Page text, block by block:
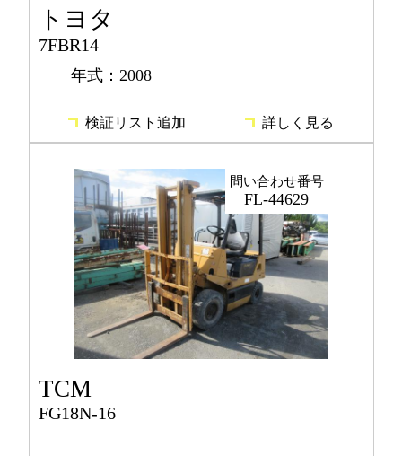
トヨタ
7FBR14
年式：2008
検証リスト追加 詳しく見る
問い合わせ番号
FL-44629
TCM
FG18N-16